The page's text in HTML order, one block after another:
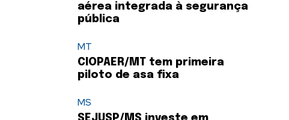
aérea integrada à segurança
pública
MT
CIOPAER/MT tem primeira
piloto de asa fixa
MS